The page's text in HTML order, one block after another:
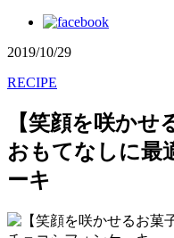
2019/10/29
RECIPE
【笑顔を咲かせ
おもてなしに最
ーキ